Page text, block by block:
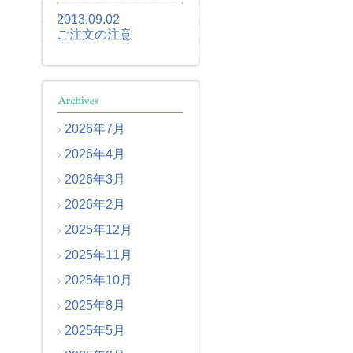
2013.09.02
ご注文の注意
2026年7月
2026年4月
2026年3月
2026年2月
2025年12月
2025年11月
2025年10月
2025年8月
2025年5月